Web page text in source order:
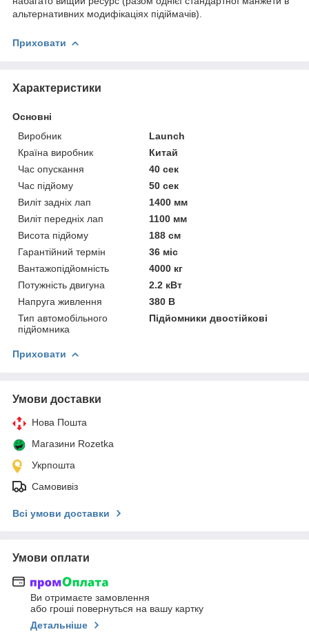
альтернативних модифікаціях підіймачів).
Приховати
Характеристики
Основні
Виробник
Launch
Країна виробник
Китай
Час опускання
40 сек
Час підйому
50 сек
Виліт задніх лап
1400 мм
Виліт передніх лап
1100 мм
Висота підйому
188 см
Гарантійний термін
36 міс
Вантажопідйомність
4000 кг
Потужність двигуна
2.2 кВт
Напруга живлення
380 В
Тип автомобільного
підйомника
Підйомники двостійкові
Приховати
Умови доставки
Нова Пошта
Магазини Rozetka
Укрпошта
Самовивіз
Всі умови доставки
Умови оплати
Ви отримаєте замовлення
або гроші повернуться на вашу картку
Детальніше